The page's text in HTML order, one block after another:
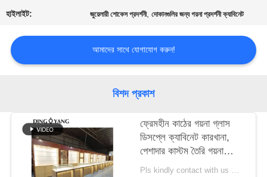
একটি
উদ্ধৃতি
অনুরোধ
করুন
COMPANY
NEWS
হাইলাইট: জুয়েলারী শোকেস প্রদর্শনী,দোকানগুলির জন্য গয়না প্রদর্শনী ক্যাবিনেট
আমাদের সাথে যোগাযোগ করুন!
বিশদ প্রকাশ
ফ্রেমহীন কাঠের গয়না গ্লাস
ডিসপ্লে ক্যাবিনেট কারখানা,
পেশাদার কাস্টম তৈরি গয়না
শোকেস প্রস্তুতকারক
Pls kindly contact with us MOQ:1 দোকান বা 5 সেট / লাক্সারি জুয়েলারী স্টোর ফার্নিচার